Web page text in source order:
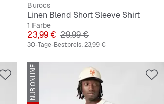
Burocs
Linen Blend Short Sleeve Shirt
1 Farbe
Preis
23,99 € Originalpreis
29,99 €
30-Tage-Bestpreis:23,99 €
NUR ONLINE